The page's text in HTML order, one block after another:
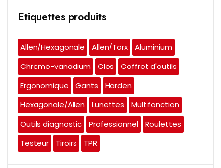
Etiquettes produits
Allen/Hexagonale Allen/Torx
Aluminium
Chrome-vanadium
Cles
Coffret d'outils
Ergonomique
Gants
Harden
Hexagonale/Allen
Lunettes
Multifonction
Outils diagnostic
Professionnel
Roulettes
Testeur
Tiroirs TPR